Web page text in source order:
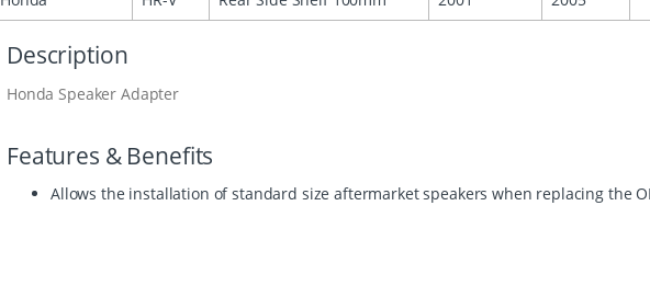
Description
Honda Speaker Adapter
Features & Benefits
Allows the installation of standard size aftermarket speakers when replacing the